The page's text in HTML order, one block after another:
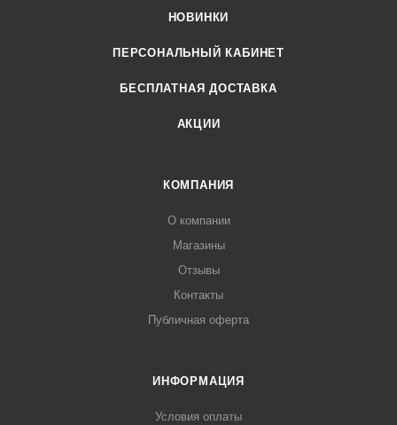
НОВИНКИ
ПЕРСОНАЛЬНЫЙ КАБИНЕТ
БЕСПЛАТНАЯ ДОСТАВКА
АКЦИИ
КОМПАНИЯ
О компании
Магазины
Отзывы
Контакты
Публичная оферта
ИНФОРМАЦИЯ
Условия оплаты